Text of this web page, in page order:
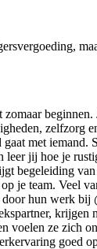
zelfzorg
met iemand.
leer jij hoe je
begeleiding
je team. Veel
hun werk bij
krijgen
voelen ze zich
goed